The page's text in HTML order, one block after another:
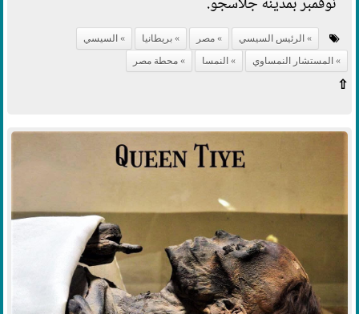
الرئيس السيسي مصر بريطانيا
السيسي
المستشار النمساوي
النمسا محطة مصر
⇧